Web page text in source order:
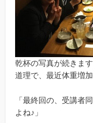
乾杯の写真が続きます
道理で、最近体重増
「最終回の、受講者
よね♪」